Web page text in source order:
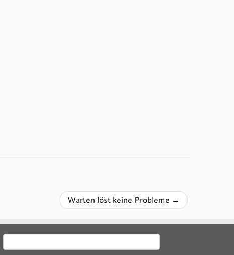
Warten löst keine Probleme →
nach: